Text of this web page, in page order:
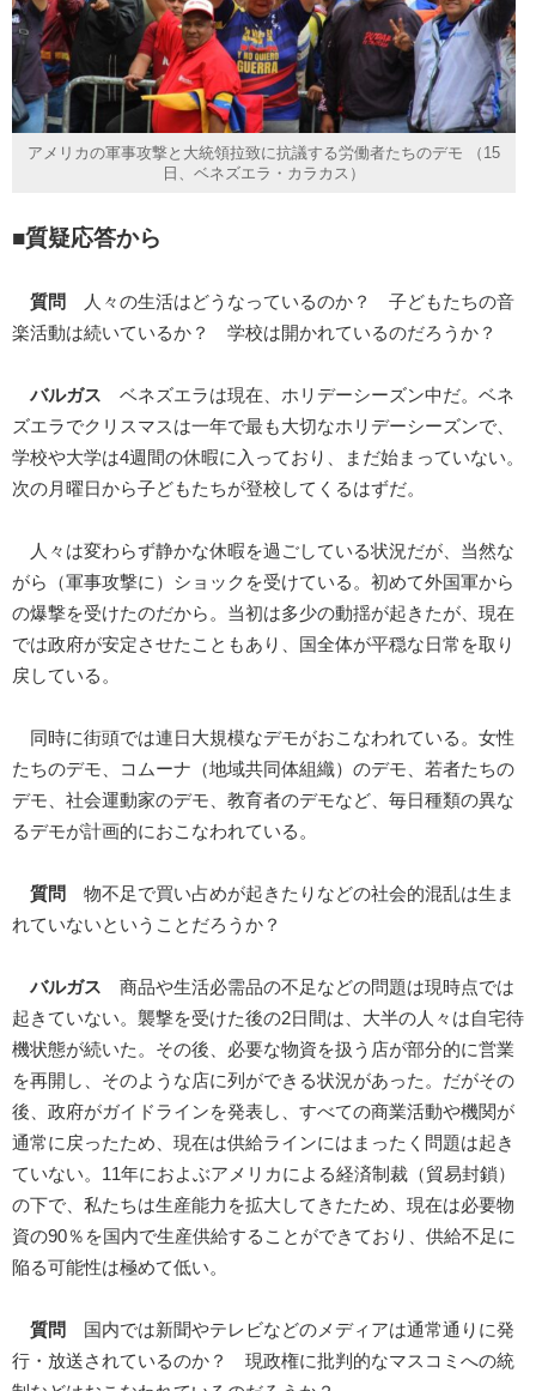
アメリカの軍事攻撃と大統領拉致に抗議する労働者たちのデモ （15
日、ベネズエラ・カラカス）
■質疑応答から
質問
人々の生活はどうなっているのか？ 子どもたちの音
楽活動は続いているか？ 学校は開かれているのだろうか？
バルガス ベネズエラは現在、ホリデーシーズン中だ。ベネ
ズエラでクリスマスは一年で最も大切なホリデーシーズンで、
学校や大学は4週間の休暇に入っており、まだ始まっていない。
次の月曜日から子どもたちが登校してくるはずだ。
人々は変わらず静かな休暇を過ごしている状況だが、当然な
がら（軍事攻撃に）ショックを受けている。初めて外国軍から
の爆撃を受けたのだから。当初は多少の動揺が起きたが、現在
では政府が安定させたこともあり、国全体が平穏な日常を取り
戻している。
同時に街頭では連日大規模なデモがおこなわれている。女性
たちのデモ、コムーナ（地域共同体組織）のデモ、若者たちの
デモ、社会運動家のデモ、教育者のデモなど、毎日種類の異な
るデモが計画的におこなわれている。
質問
物不足で買い占めが起きたりなどの社会的混乱は生ま
れていないということだろうか？
バルガス 商品や生活必需品の不足などの問題は現時点では
起きていない。襲撃を受けた後の2日間は、大半の人々は自宅待
機状態が続いた。その後、必要な物資を扱う店が部分的に営業
を再開し、そのような店に列ができる状況があった。だがその
後、政府がガイドラインを発表し、すべての商業活動や機関が
通常に戻ったため、現在は供給ラインにはまったく問題は起き
ていない。11年におよぶアメリカによる経済制裁（貿易封鎖）
の下で、私たちは生産能力を拡大してきたため、現在は必要物
資の90％を国内で生産供給することができており、供給不足に
陥る可能性は極めて低い。
質問
国内では新聞やテレビなどのメディアは通常通りに発
行・放送されているのか？ 現政権に批判的なマスコミへの統